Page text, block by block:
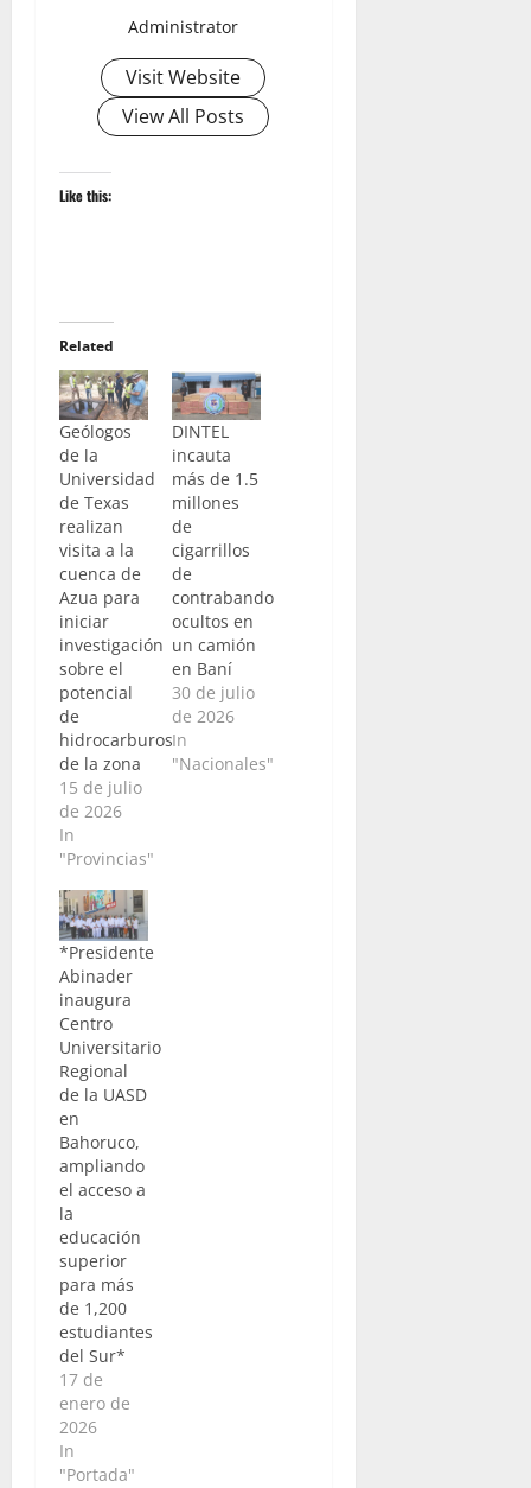
Administrator
Visit Website
View All Posts
Like this:
Related
Geólogos
de la
Universidad
de Texas
realizan
visita a la
cuenca de
Azua para
iniciar
investigación
sobre el
potencial
de
hidrocarburos
de la zona
15 de julio
de 2026
In
"Provincias"
DINTEL
incauta
más de 1.5
millones
de
cigarrillos
de
contrabando
ocultos en
un camión
en Baní
30 de julio
de 2026
In
"Nacionales"
*Presidente
Abinader
inaugura
Centro
Universitario
Regional
de la UASD
en
Bahoruco,
ampliando
el acceso a
la
educación
superior
para más
de 1,200
estudiantes
del Sur*
17 de
enero de
2026
In
"Portada"